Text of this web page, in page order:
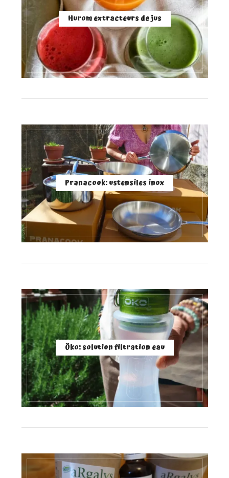
Hurom extracteurs de jus
Pranacook: ustensiles inox
Öko: solution filtration eau